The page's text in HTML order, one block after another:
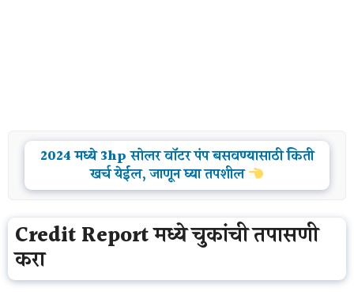
2024 मध्ये 3hp सोलर वॉटर पंप बसवण्यासाठी किती
खर्च येईल, जाणून घ्या तपशील
Credit Report मध्ये चुकांची तपासणी
करा